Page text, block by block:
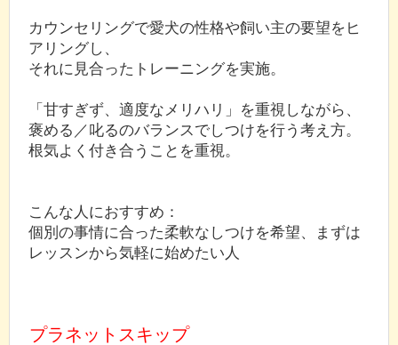
カウンセリングで愛犬の性格や飼い主の要望をヒ
アリングし、
それに見合ったトレーニングを実施。
「甘すぎず、適度なメリハリ」を重視しながら、
褒める／叱るのバランスでしつけを行う考え方。
根気よく付き合うことを重視。
こんな人におすすめ：
個別の事情に合った柔軟なしつけを希望、まずは
レッスンから気軽に始めたい人
プラネットスキップ